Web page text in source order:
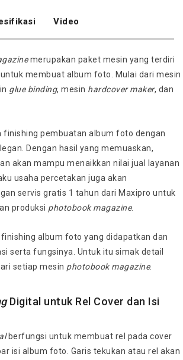
Video
merupakan paket mesin yang terdiri
membuat album foto. Mulai dari mesin
glue binding, mesin hardcover maker, dan
finishing pembuatan album foto dengan
Dengan hasil yang memuaskan,
akan mampu menaikkan nilai jual layanan
usaha percetakan juga akan
servis gratis 1 tahun dari Maxipro untuk
produksi photobook magazine.
finishing album foto yang didapatkan dan
serta fungsinya. Untuk itu simak detail
setiap mesin photobook magazine.
Digital untuk Rel Cover dan Isi
berfungsi untuk membuat rel pada cover
isi album foto. Garis tekukan atau rel akan